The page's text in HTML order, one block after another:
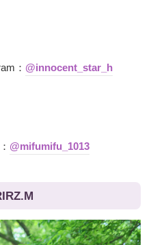
： @innocent_star_h
@mifumifu_1013